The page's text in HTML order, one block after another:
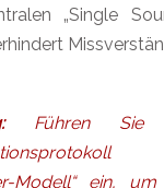
„Single
Führen Sie
Modell“ ein,